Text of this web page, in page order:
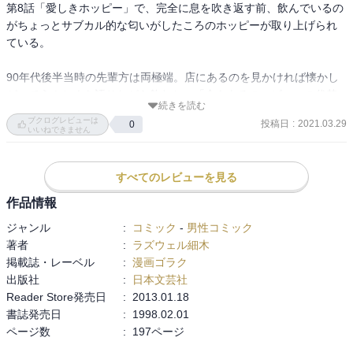
第8話「愛しきホッピー」で、完全に息を吹き返す前、飲んでいるの
がちょっとサブカル的な匂いがしたころのホッピーが取り上げられ
ている。
90年代後半当時の先輩方は両極端。店にあるのを見かければ懐かし
品なんて飲めるか！」と一切口にしないかのどっちかだった。本書
に収められているのは前者。
ジワジワ若者の間でも認知度が高まったところに、後継者がさかん
にメディアで取り上げられ、その後のプロモーションもうまくいっ
たようだ。いまやホッピーは珍しくもなんともなくなった。
すっかり「定番」の位置を獲得したハイボールほどではないにして
も、「ふたたび市民権を得た」という意味ではホッピーも負けてい
ない。今や味もいろいろあるしね。
コラムで紹介されていた「わさび酎」は一回試してみたい。昔も読
んだはずなのだが、すっかり記憶が飛んでいた。
続きを読む
ブクログレビューは
いいねできません
0 投稿日 : 2021.03.29
すべてのレビューを見る
作品情報
ジャンル : コミック - 男性コミック
著者
:
ラズウェル細木
掲載誌・レーベル
: 漫画ゴラク
出版社
:
日本文芸社
Reader Store発売日
:
2013.01.18
書誌発売日
:
1998.02.01
ページ数
:
197ページ